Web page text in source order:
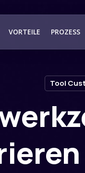
VORTEILE PROZESS
Tool